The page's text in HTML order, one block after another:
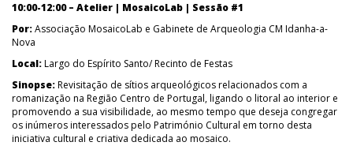
10:00-12:00 – Atelier | MosaicoLab | Sessão #1
Por:Associação MosaicoLab e Gabinete de Arqueologia CM Idanha-a-
Nova
Local:Largo do Espírito Santo/ Recinto de Festas
Sinopse:Revisitação de sítios arqueológicos relacionados com a
romanização na Região Centro de Portugal, ligando o litoral ao interior e
promovendo a sua visibilidade, ao mesmo tempo que deseja congregar
os inúmeros interessados pelo Património Cultural em torno desta
iniciativa cultural e criativa dedicada ao mosaico.